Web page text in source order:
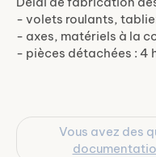
- volets roulants,
- axes, matériels à la
- pièces détachées : 4
Vous avez des